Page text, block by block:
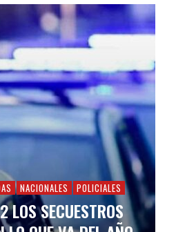
NACIONALES POLICIALES
LOS SECUESTROS